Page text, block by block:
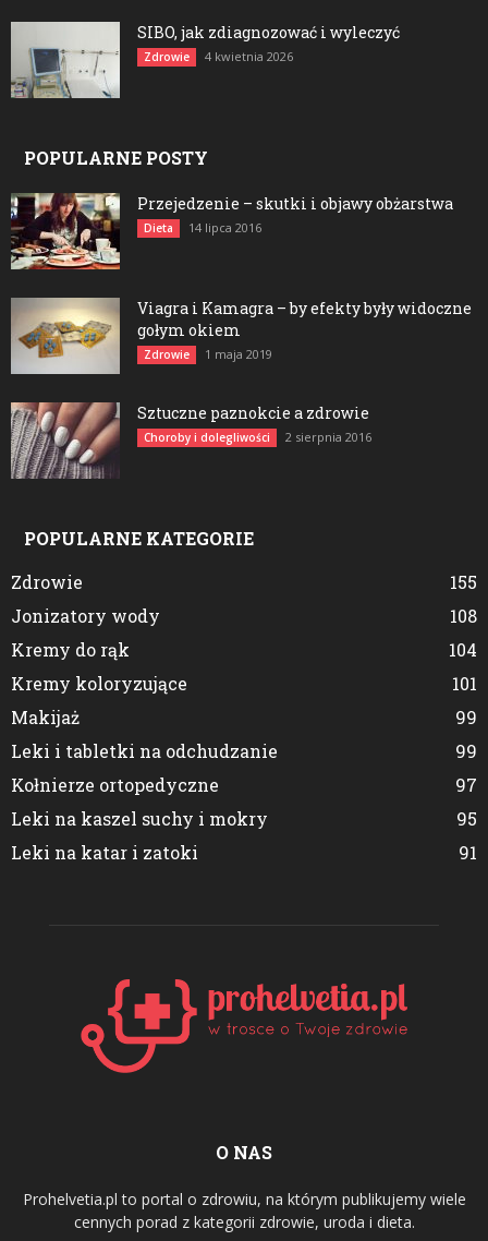
SIBO, jak zdiagnozować i wyleczyć
Zdrowie 4 kwietnia 2026
POPULARNE POSTY
Przejedzenie – skutki i objawy obżarstwa
Dieta 14 lipca 2016
Viagra i Kamagra – by efekty były widoczne
gołym okiem
Zdrowie 1 maja 2019
Sztuczne paznokcie a zdrowie
Choroby i dolegliwości 2 sierpnia 2016
POPULARNE KATEGORIE
Zdrowie
155
Jonizatory wody
108
Kremy do rąk
104
Kremy koloryzujące
101
Makijaż
99
Leki i tabletki na odchudzanie
99
Kołnierze ortopedyczne
97
Leki na kaszel suchy i mokry
95
Leki na katar i zatoki
91
O NAS
Prohelvetia.pl to portal o zdrowiu, na którym publikujemy wiele
cennych porad z kategorii zdrowie, uroda i dieta.